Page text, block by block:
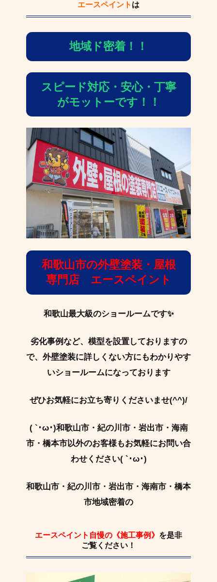
エースペイント は
地域ド密着！！
スピード対応・安心・丁寧
がモットーです！！
和歌山市の外壁塗装・屋根
専門店 エースペイント
和歌山最大級のショールームです✨
劣化事例など、模型を設置しておりますの
で、外壁塗装に詳しくない方にもわかりやす
いショールームになっております
ぜひお気軽にお立ち寄りくださいませ(^^)/
( `･ω･)和歌山市・紀の川市・岩出市・海南
市・橋本市以外のお客様もお気軽にお問い合
わせください( `･ω･)
和歌山市・紀の川市・岩出市・海南市・橋本
市地域密着の
エースペイント自慢の《施工事例》 を是非
ご覧ください！